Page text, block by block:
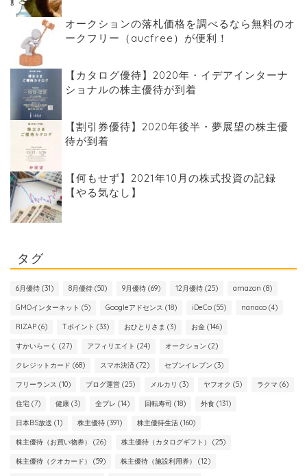
オークションの落札価格を調べるなら無料のオ
ークフリー（aucfree）が便利！
【カタログ優待】2020年・イデアインターナ
ショナルの株主優待が到着
【割引券優待】2020年後半・夢展望の株主優
待が到着
【何もせず】2021年10月の株式投資の記録
【やる気なし】
タグ
6月優待 (31) 8月優待 (50) 9月優待 (69) 12月優待 (25) amazon (8)
GMOインターネット (5) Googleアドセンス (18) iDeCo (55) nanaco (4)
RIZAP (6) Tポイント (33) おひとりさま (3) お金 (146)
すかいらーく (27) アフィリエイト (24) オークション (2)
クレジットカード (68) スマホ決済 (72) セブンイレブン (3)
フリーランス (10) ブログ運営 (25) メルカリ (3) ヤフオク (5) ラクマ (6)
住宅 (7) 健康 (3) 全プレ (14) 回転寿司 (18) 外食 (131)
日本BS放送 (1) 株主優待 (391) 株主優待生活 (160)
株主優待（お買い物券） (26) 株主優待（カタログギフト） (25)
株主優待（クオカード） (59) 株主優待（施設利用券） (12)